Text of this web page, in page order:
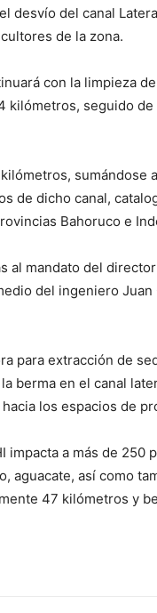
desvío del canal
de la zona.
con la limpieza
kilómetros, seguido de
sumándose
de dicho canal,
Bahoruco e
al mandato del
del ingeniero
para extracción de
berma en el canal
los espacios de
impacta a más de 250
aguacate, así como
47 kilómetros y